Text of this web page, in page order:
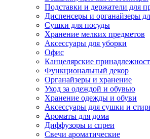
Подставки и держатели для
Диспенсеры и органайзеры
Сушки для посуды
Хранение мелких предметов
Аксессуары для уборки
Офис
Канцелярские
Функциональный декор
Органайзеры и хранение
Уход за одеждой и обувью
Хранение одежды и обуви
Аксессуары для сушки и
Ароматы для дома
Диффузоры и спреи
Свечи ароматические